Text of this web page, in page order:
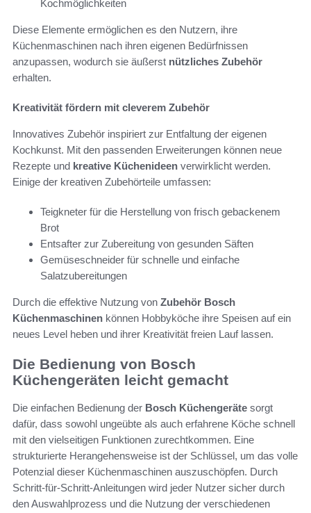
Kochmöglichkeiten
Diese Elemente ermöglichen es den Nutzern, ihre
Küchenmaschinen nach ihren eigenen Bedürfnissen
anzupassen, wodurch sie äußerst nützliches Zubehör
erhalten.
Kreativität fördern mit cleverem Zubehör
Innovatives Zubehör inspiriert zur Entfaltung der eigenen
Kochkunst. Mit den passenden Erweiterungen können neue
Rezepte und kreative Küchenideen verwirklicht werden.
Einige der kreativen Zubehörteile umfassen:
Teigkneter für die Herstellung von frisch gebackenem
Brot
Entsafter zur Zubereitung von gesunden Säften
Gemüseschneider für schnelle und einfache
Salatzubereitungen
Durch die effektive Nutzung von Zubehör Bosch
Küchenmaschinen können Hobbyköche ihre Speisen auf ein
neues Level heben und ihrer Kreativität freien Lauf lassen.
Die Bedienung von Bosch
Küchengeräten leicht gemacht
Die einfachen Bedienung der Bosch Küchengeräte sorgt
dafür, dass sowohl ungeübte als auch erfahrene Köche schnell
mit den vielseitigen Funktionen zurechtkommen. Eine
strukturierte Herangehensweise ist der Schlüssel, um das volle
Potenzial dieser Küchenmaschinen auszuschöpfen. Durch
Schritt-für-Schritt-Anleitungen wird jeder Nutzer sicher durch
den Auswahlprozess und die Nutzung der verschiedenen